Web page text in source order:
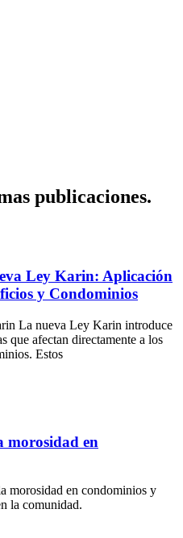
publicaciones.
Ley Karin: Aplicación
y Condominios
La nueva Ley Karin introduce
que afectan directamente a los
Estos
morosidad en
morosidad en condominios y
la comunidad.